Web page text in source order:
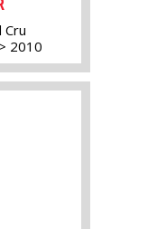
Cru
2010